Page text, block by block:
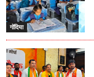
गोंदिया